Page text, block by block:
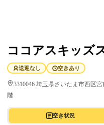
ココアスキッズ
送迎なし 空きあり
3310046 埼玉県さいたま市西区
階
空き状況